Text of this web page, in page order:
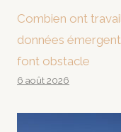
Combien ont
données
font obstacle
6 août 2026